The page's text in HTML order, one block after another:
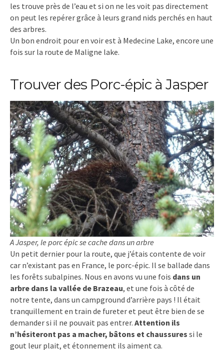
les trouve près de l’eau et si on ne les voit pas directement
on peut les repérer grâce à leurs grand nids perchés en haut
des arbres.
Un bon endroit pour en voir est à Medecine Lake, encore une
fois sur la route de Maligne lake.
Trouver des Porc-épic à Jasper
A Jasper, le porc épic se cache dans un arbre
Un petit dernier pour la route, que j’étais contente de voir
car n’existant pas en France, le porc-épic. Il se ballade dans
les forêts subalpines. Nous en avons vu une fois dans un
arbre dans la vallée de Brazeau, et une fois à côté de
notre tente, dans un campground d’arrière pays ! Il était
tranquillement en train de fureter et peut être bien de se
demander si il ne pouvait pas entrer. Attention ils
n’hésiteront pas a macher, bâtons et chaussures si le
gout leur plait, et étonnement ils aiment ca.